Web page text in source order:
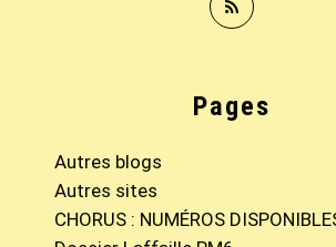
Pages
Autres blogs
Autres sites
CHORUS : NUMÉROS